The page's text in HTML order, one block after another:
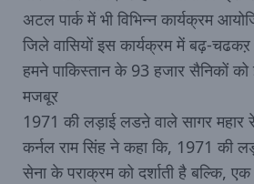
अटल पार्क में भी विभिन्न कार्यक्रम
जिले वासियों इस कार्यक्रम में बढ़-
हमने पाकिस्तान के 93 हजार सैनिकों
मजबूर
1971 की लड़ाई लडऩे वाले सागर महार
कर्नल राम सिंह ने कहा कि, 1971 की
सेना के पराक्रम को दर्शाती है बल्कि, एक